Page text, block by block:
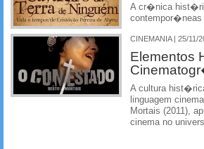
A cr�nica
contempor�neas
CINEMANIA | 25/11/
Elementos
A cultura
linguagem
Mortais (2011),
cinema no